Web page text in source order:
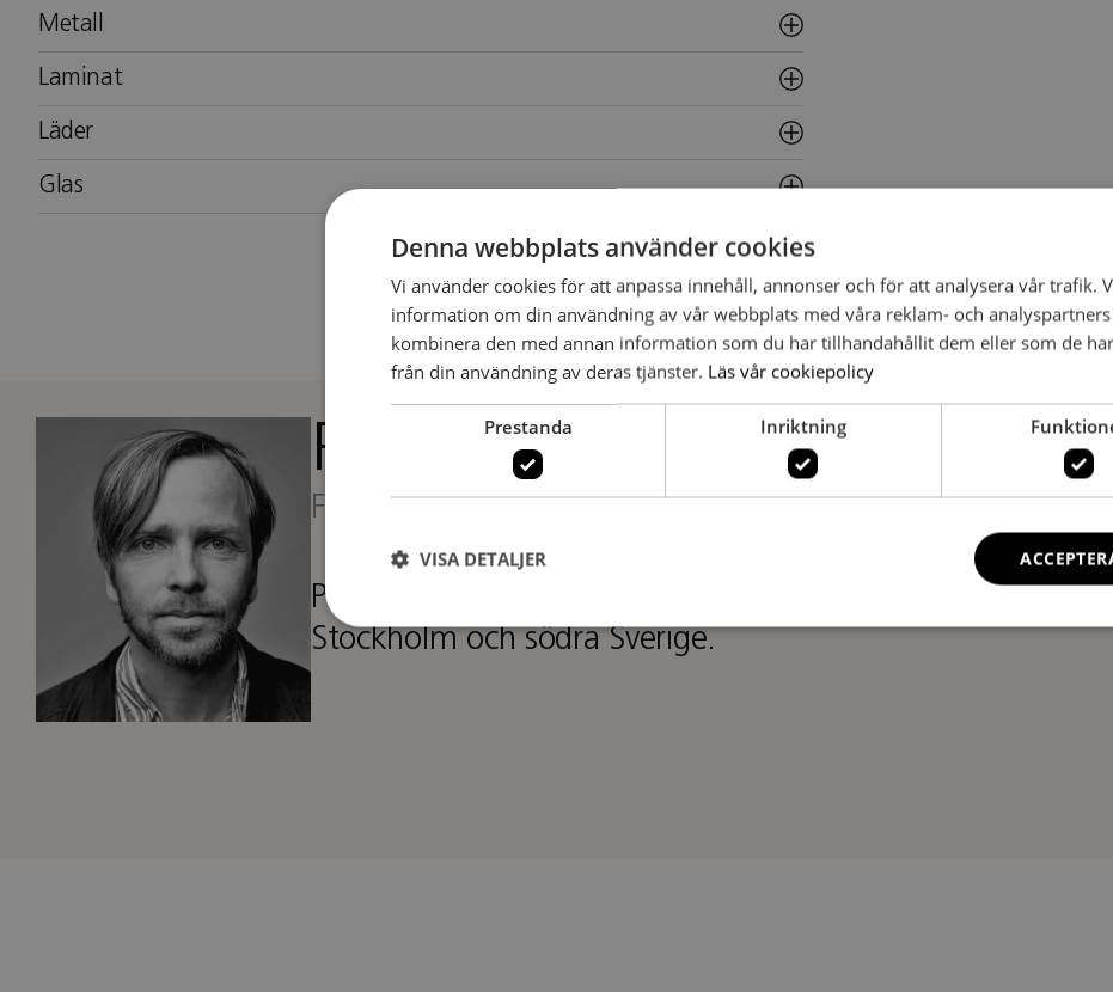
Metall
Laminat
Läder
Glas
Peter Andersson
Formgivare
Peter har sedan 1999 drivit en designstudio i
Stockholm och södra Sverige.
Denna webbplats använder cookies
Vi använder cookies för att anpassa innehåll, annonser och för att analysera vår trafik.
information om din användning av vår webbplats med våra reklam- och
kombinera den med annan information som du har tillhandahållit dem eller som de
från din användning av deras tjänster. Läs vår cookiepolicy
Prestanda Inriktning
VISA DETALJER